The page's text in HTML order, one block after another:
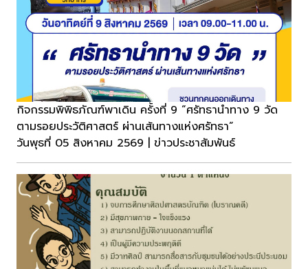
กิจกรรมพิพิธภัณฑ์พาเดิน ครั้งที่ 9 “ศรัทธานำทาง 9 วัด
ตามรอยประวัติศาสตร์ ผ่านเส้นทางแห่งศรัทธา”
วันพุธที่ 05 สิงหาคม 2569 | ข่าวประชาสัมพันธ์